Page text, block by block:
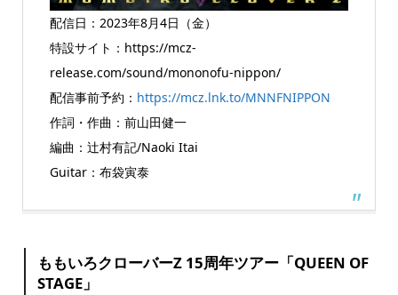
配信日：2023年8月4日（金）
特設サイト：https://mcz-
release.com/sound/mononofu-nippon/
配信事前予約： https://mcz.lnk.to/MNNFNIPPON
作詞・作曲：前山田健一
編曲：辻村有記/Naoki Itai
Guitar：布袋寅泰
ももいろクローバーZ 15周年ツアー「QUEEN OF
STAGE」